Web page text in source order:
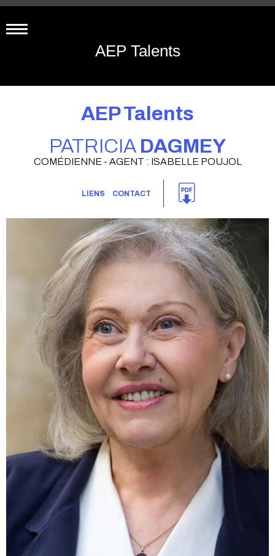
AEP Talents
AEP Talents
PATRICIA DAGMEY
COMÉDIENNE - AGENT : ISABELLE POUJOL
LIENS CONTACT